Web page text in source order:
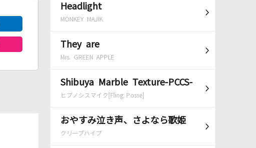
Headlight
MONKEY MAJIK
They are
Mrs. GREEN APPLE
Shibuya Marble Texture-PCCS-
ヒプノシスマイク[Fling Posse]
おやすみ泣き声、さよなら歌姫
クリープハイプ